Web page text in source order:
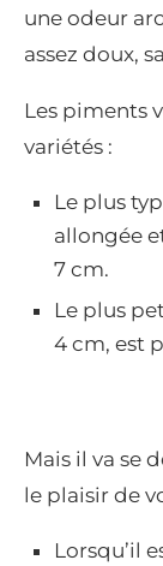
une odeur
assez doux,
Les piments
variétés :
Le plus
allongée
7 cm.
Le plus
4 cm, est
Mais il va se
le plaisir de
Lorsqu’il